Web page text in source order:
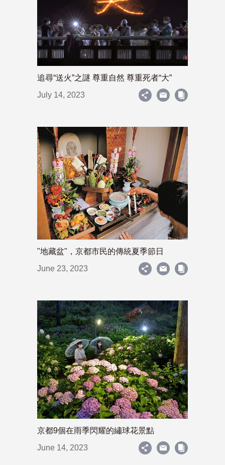
追尋“送火”之謎 尊重自然 尊重死者“大”
July 14, 2023
"地藏盆"，京都市民的傳統夏季節日
June 23, 2023
京都9個在雨季閃耀的繡球花景點
June 14, 2023